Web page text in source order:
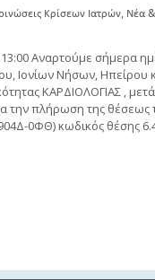
Κρίσεων Ιατρών, Νέα
Αναρτούμε σήμερα
Ιονίων Νήσων, Ηπείρου
ΚΑΡΔΙΟΛΟΓΙΑΣ ,
την πλήρωση της
0ΦΘ) κωδικός θέσης